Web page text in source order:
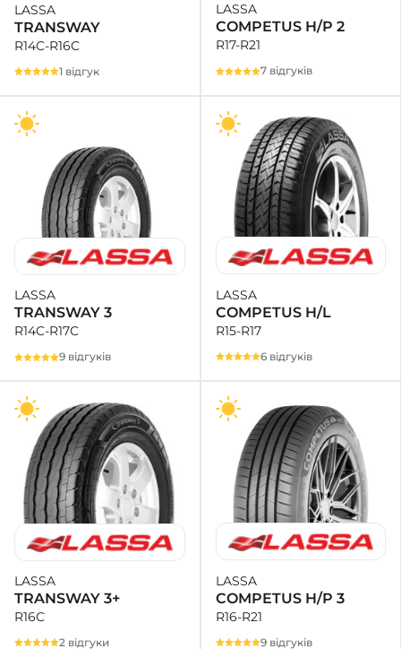
LASSA
TRANSWAY
R14C-R16C
1 відгук
LASSA
COMPETUS H/P 2
R17-R21
7 відгуків
LASSA
TRANSWAY 3
R14C-R17C
9 відгуків
LASSA
COMPETUS H/L
R15-R17
6 відгуків
LASSA
TRANSWAY 3+
R16C
2 відгуки
LASSA
COMPETUS H/P 3
R16-R21
9 відгуків